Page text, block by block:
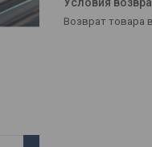
возврат товара